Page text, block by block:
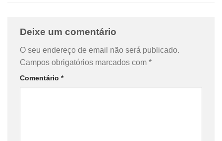
Deixe um comentário
O seu endereço de email não será publicado.
Campos obrigatórios marcados com *
Comentário *